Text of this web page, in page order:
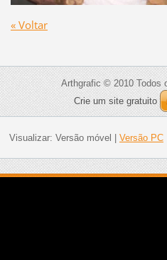
« Voltar
Arthgrafic © 2010 Todos
Crie um site gratuito
Visualizar: Versão móvel Versão PC